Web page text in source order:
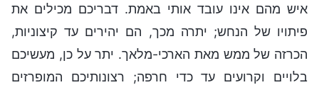
איש מהם אינו עובד אותי באמת. דבריכם מכילים את
פיתויו של הנחש; יתרה מכך, הם יהירים עד קיצוניות,
הכרזה של ממש מאת הארכי-מלאך. יתר על כן, מעשיכם
בלויים וקרועים עד כדי חרפה; רצונותיכם המופרזים